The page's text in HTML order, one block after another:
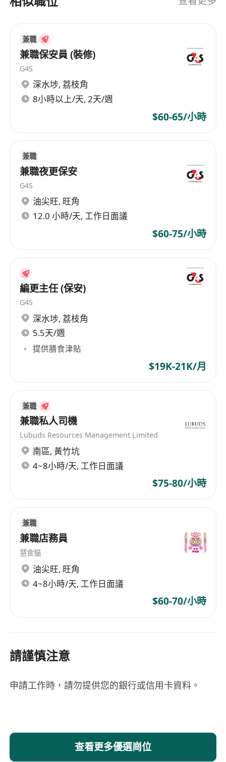
兼職
兼職保安員 (裝修)
G4S
深水埗, 荔枝角
8小時以上/天, 2天/週
$60-65/小時
兼職
兼職夜更保安
G4S
油尖旺, 旺角
12.0 小時/天, 工作日面議
$60-75/小時
編更主任 (保安)
G4S
深水埗, 荔枝角
5.5天/週
提供膳食津貼
$19K-21K/月
兼職
兼職私人司機
Lubuds Resources Management Limited
南區, 黃竹坑
4~8小時/天, 工作日面議
$75-80/小時
兼職
兼職店務員
慧食貓
油尖旺, 旺角
4~8小時/天, 工作日面議
$60-70/小時
請謹慎注意
申請工作時，請勿提供您的銀行或信用卡資料。
查看更多優選崗位